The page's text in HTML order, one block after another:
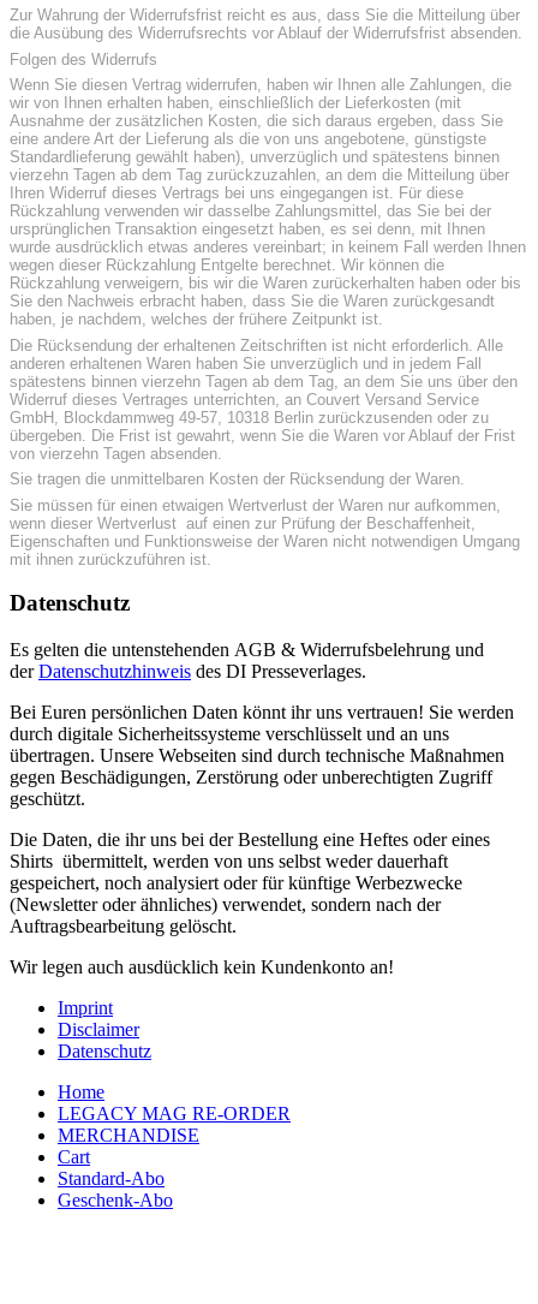
Zur Wahrung der Widerrufsfrist reicht es aus, dass Sie die Mitteilung über
die Ausübung des Widerrufsrechts vor Ablauf der Widerrufsfrist absenden.
Folgen des Widerrufs
Wenn Sie diesen Vertrag widerrufen, haben wir Ihnen alle Zahlungen, die
wir von Ihnen erhalten haben, einschließlich der Lieferkosten (mit
Ausnahme der zusätzlichen Kosten, die sich daraus ergeben, dass Sie
eine andere Art der Lieferung als die von uns angebotene, günstigste
Standardlieferung gewählt haben), unverzüglich und spätestens binnen
vierzehn Tagen ab dem Tag zurückzuzahlen, an dem die Mitteilung über
Ihren Widerruf dieses Vertrags bei uns eingegangen ist. Für diese
Rückzahlung verwenden wir dasselbe Zahlungsmittel, das Sie bei der
ursprünglichen Transaktion eingesetzt haben, es sei denn, mit Ihnen
wurde ausdrücklich etwas anderes vereinbart; in keinem Fall werden Ihnen
wegen dieser Rückzahlung Entgelte berechnet. Wir können die
Rückzahlung verweigern, bis wir die Waren zurückerhalten haben oder bis
Sie den Nachweis erbracht haben, dass Sie die Waren zurückgesandt
haben, je nachdem, welches der frühere Zeitpunkt ist.
Die Rücksendung der erhaltenen Zeitschriften ist nicht erforderlich. Alle
anderen erhaltenen Waren haben Sie unverzüglich und in jedem Fall
spätestens binnen vierzehn Tagen ab dem Tag, an dem Sie uns über den
Widerruf dieses Vertrages unterrichten, an Couvert Versand Service
GmbH, Blockdammweg 49-57, 10318 Berlin zurückzusenden oder zu
übergeben. Die Frist ist gewahrt, wenn Sie die Waren vor Ablauf der Frist
von vierzehn Tagen absenden.
Sie tragen die unmittelbaren Kosten der Rücksendung der Waren.
Sie müssen für einen etwaigen Wertverlust der Waren nur aufkommen,
wenn dieser Wertverlust auf einen zur Prüfung der Beschaffenheit,
Eigenschaften und Funktionsweise der Waren nicht notwendigen Umgang
mit ihnen zurückzuführen ist.
Datenschutz
Es gelten die untenstehenden AGB & Widerrufsbelehrung und
derDatenschutzhinweis des DI Presseverlages.
Bei Euren persönlichen Daten könnt ihr uns vertrauen! Sie werden
durch digitale Sicherheitssysteme verschlüsselt und an uns
übertragen. Unsere Webseiten sind durch technische Maßnahmen
gegen Beschädigungen, Zerstörung oder unberechtigten Zugriff
geschützt.
Die Daten, die ihr uns bei der Bestellung eine Heftes oder eines
Shirts übermittelt, werden von uns selbst weder dauerhaft
gespeichert, noch analysiert oder für künftige Werbezwecke
(Newsletter oder ähnliches) verwendet, sondern nach der
Auftragsbearbeitung gelöscht.
Wir legen auch ausdücklich kein Kundenkonto an!
Imprint
Disclaimer
Datenschutz
Home
LEGACY MAG RE-ORDER
MERCHANDISE
Cart
Standard-Abo
Geschenk-Abo